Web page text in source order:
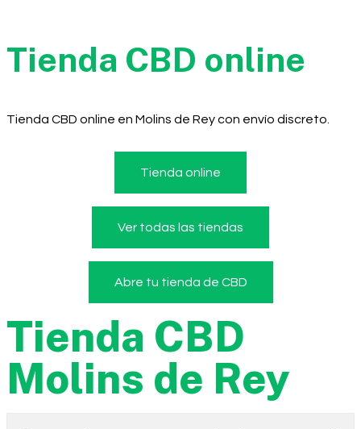
Tienda CBD online
Tienda CBD online en Molins de Rey con envío discreto.
Tienda online
Ver todas las tiendas
Abre tu tienda de CBD
Tienda CBD
Molins de Rey